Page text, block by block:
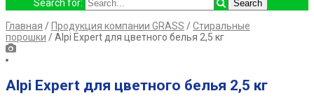
Search for:
Главная / Продукция компании GRASS /Стиральные
порошки / Alpi Expert для цветного белья 2,5 кг
Alpi Expert для цветного белья 2,5 кг